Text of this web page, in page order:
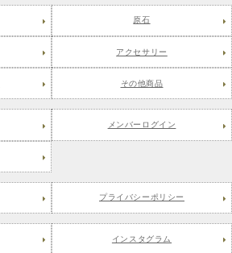
原石
アクセサリー
その他商品
メンバーログイン
プライバシーポリシー
インスタグラム